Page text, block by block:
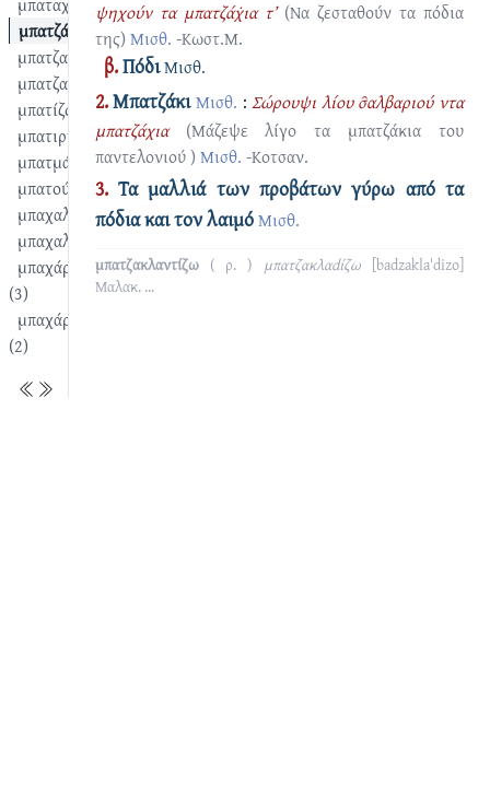
μπατζάκι
μπατζακλαντίζω
μπατζανάκης
μπατίζω
μπατιρντίζω
μπατμάνι
μπατούρντημα
μπαχαλού
μπαχαλούδια
μπαχάρι
(3)
μπαχάρι
(2)
ψηχούν τα μπατζάχ̇ια τ’ (Να ζεσταθούν τα πόδια
της) Μισθ. -Κωστ.Μ.
β.ΠόδιΜισθ.
2.ΜπατζάκιΜισθ. :Σώρουψι λίου σ̑αλβαριού ντα
μπατζάχια
(Μάζεψε λίγο τα μπατζάκια του
παντελονιού ) Μισθ. -Κοτσαν.
3.Τα μαλλιά των προβάτων γύρω από τα
πόδια και τον λαιμόΜισθ.
μπατζακλαντίζω ( ρ. ) μπατζακλαdίζω
[badzaklaˈdizo]
Μαλακ. ...